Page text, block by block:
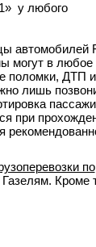
у любого
автомобилей
могут в любое
поломки, ДТП
лишь
при
по
Кроме